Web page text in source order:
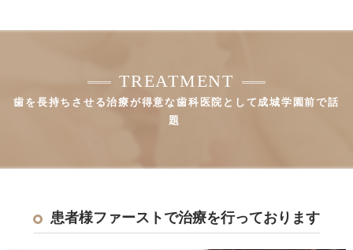
歯を長持ちさせる治療が得意な歯科医院として成城学園前で話
題
TREATMENT
患者様ファーストで治療を行っております